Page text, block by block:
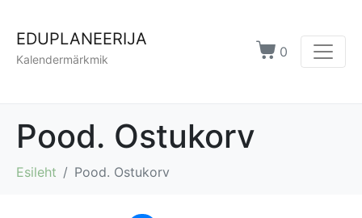
EDUPLANEERIJA
Kalendermärkmik 0
Pood. Ostukorv
Esileht Pood. Ostukorv